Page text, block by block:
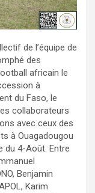
de l’équipe de
des
africain le
à
du Faso, le
collaborateurs
avec ceux des
à Ouagadougou
du 4-Août. Entre
Benjamin
Karim